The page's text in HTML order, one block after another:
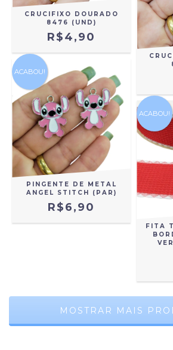
CRUCIFIXO DOURADO
8476 (UND)
R$4,90
ACABOU!
PINGENTE DE METAL
ANGEL STITCH (PAR)
R$6,90
ACABOU!
FITA
MOSTRAR MAIS